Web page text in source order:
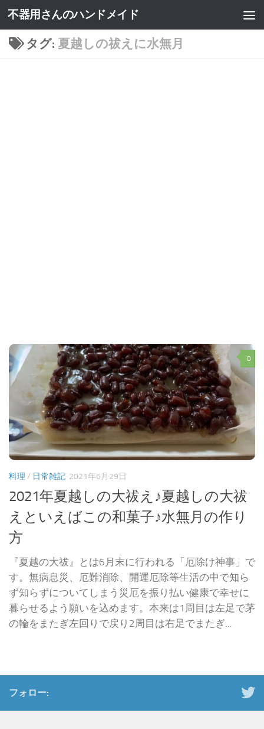
不器用さんのハンドメイド
タグ: 夏越しの祓えに水無月
0
料理 / 日常雑記 2021年6月29日
2021年夏越しの大祓え♪夏越しの大祓
えといえばこの和菓子♪水無月の作り
方
『夏越の大祓』とは6月末に行われる「厄除け神事」で
す。無病息災、厄難消除、開運厄除等生活の中で知ら
ず知らずについてしまう災厄を振り払い健康で幸せに
暮らせるよう願いを込めます。本来は1周目は左足で茅
の輪をまたぎ左回りで戻り2周目は右足でまたぎ...
フォロー: